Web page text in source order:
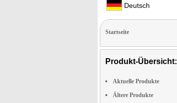
Deutsch
Startseite
Produkt-Übersicht:
Aktuelle Produkte
Ältere Produkte